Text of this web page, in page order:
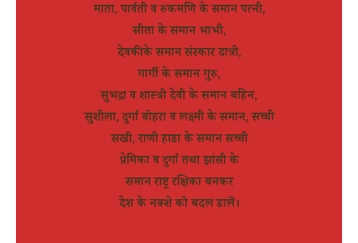
माता, पार्वती व रुकमणि के समान पत्नी,
सीता के समान भाभी,
देवकी के समान संस्कार दात्री,
गार्गी के समान गुरु,
सुभद्रा व शास्त्री देवी के समान बहिन,
सुशीला, दुर्गा बोहरा व लक्ष्मी के समान, सच्ची
सखी, राणी हाडा के समान सच्ची
प्रेमिका व दुर्गा तथा झांसी के
समान राष्ट्र रक्षिका बनकर
देश के नक्शे को बदल डालें।